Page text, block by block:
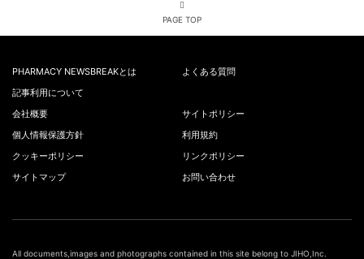
PAGE TOP
PHARMACY NEWSBREAKとは
よくある質問
記事利用について
会社概要
サイトポリシー
個人情報保護方針
利用規約
クッキーポリシー
リンクポリシー
サイトマップ
お問い合わせ
All documents,images and photographs contained in this site belong to JIHO,Inc.